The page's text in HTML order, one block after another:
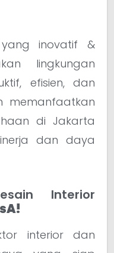
inovatif &
lingkungan
efisien, dan
memanfaatkan
di Jakarta
dan daya
Interior
interior dan